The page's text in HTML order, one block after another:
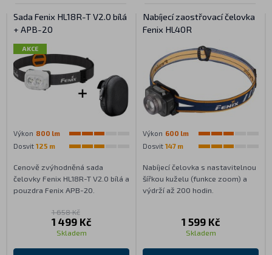
Sada Fenix HL18R-T V2.0 bílá
+ APB-20
AKCE
Výkon 800 lm
Dosvit 125 m
Cenově zvýhodněná sada
čelovky Fenix HL18R-T V2.0 bílá a
pouzdra Fenix APB-20.
1 658 Kč
1 499 Kč
Skladem
Nabíjecí zaostřovací čelovka
Fenix HL40R
Výkon 600 lm
Dosvit 147 m
Nabíjecí čelovka s nastavitelnou
šířkou kuželu (funkce zoom) a
výdrží až 200 hodin.
1 599 Kč
Skladem